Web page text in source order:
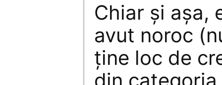
Chiar și așa,
avut noroc
ține loc de